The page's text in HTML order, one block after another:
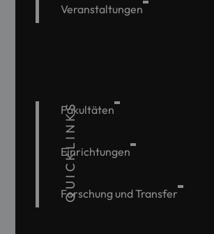
Veranstaltungen
QUICKLINKS
Fakultäten
Einrichtungen
Forschung und Transfer